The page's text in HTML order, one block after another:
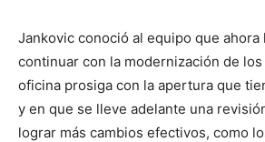
Jankovic conoció al equipo que ahora
continuar con la modernización de
oficina prosiga con la apertura que
y en que se lleve adelante una
lograr más cambios efectivos, como